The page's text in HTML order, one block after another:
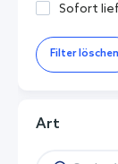
Sofort
Filter löschen
Art